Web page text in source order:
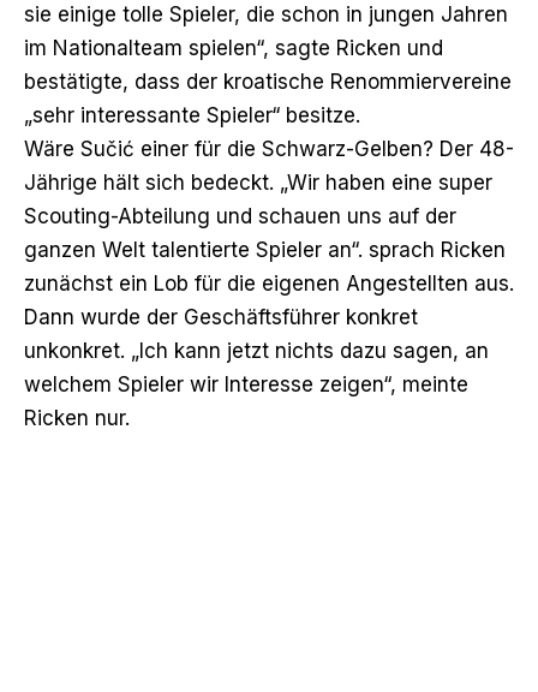
sie einige tolle Spieler, die schon in jungen Jahren
im Nationalteam spielen“, sagte Ricken und
bestätigte, dass der kroatische Renommiervereine
„sehr interessante Spieler“ besitze.
Wäre Sučić einer für die Schwarz-Gelben? Der 48-
Jährige hält sich bedeckt. „Wir haben eine super
Scouting-Abteilung und schauen uns auf der
ganzen Welt talentierte Spieler an“. sprach Ricken
zunächst ein Lob für die eigenen Angestellten aus.
Dann wurde der Geschäftsführer konkret
unkonkret. „Ich kann jetzt nichts dazu sagen, an
welchem Spieler wir Interesse zeigen“, meinte
Ricken nur.